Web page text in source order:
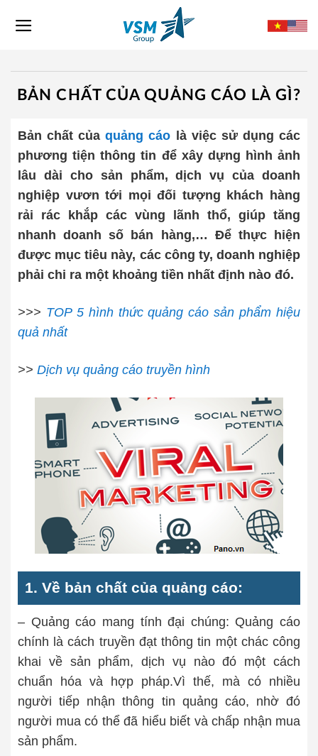
BẢN CHẤT CỦA QUẢNG CÁO LÀ GÌ?
Bản chất củaquảng cáo là việc sử dụng các
phương tiện thông tin để xây dựng hình ảnh
lâu dài cho sản phẩm, dịch vụ của doanh
nghiệp vươn tới mọi đối tượng khách hàng
rải rác khắp các vùng lãnh thổ, giúp tăng
nhanh doanh số bán hàng,… Để thực hiện
được mục tiêu này, các công ty, doanh nghiệp
phải chi ra một khoảng tiền nhất định nào đó.
>>> TOP 5 hình thức quảng cáo sản phẩm hiệu
quả nhất
>> Dịch vụ quảng cáo truyền hình
1. Về bản chất của quảng cáo:
– Quảng cáo mang tính đại chúng: Quảng cáo
chính là cách truyền đạt thông tin một chác công
khai về sản phẩm, dịch vụ nào đó một cách
chuẩn hóa và hợp pháp.Vì thế, mà có nhiều
người tiếp nhận thông tin quảng cáo, nhờ đó
người mua có thể đã hiểu biết và chấp nhận mua
sản phẩm.